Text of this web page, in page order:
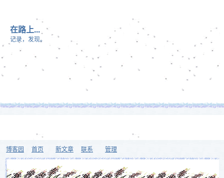
在路上...
记录，发现。
博客园 首页 新文章 联系 管理